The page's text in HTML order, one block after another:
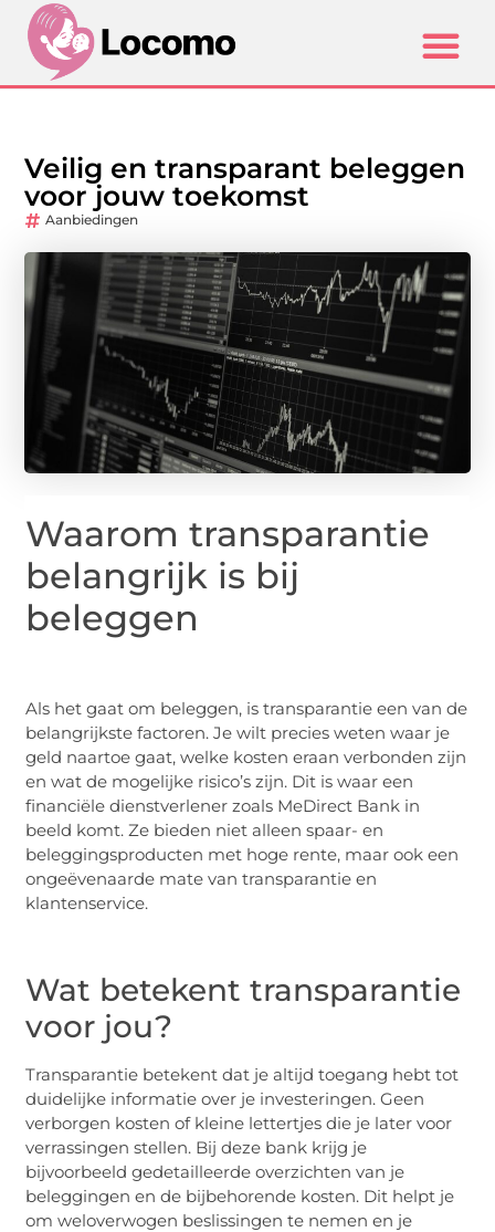
Veilig en transparant beleggen
voor jouw toekomst
Aanbiedingen
Waarom transparantie
belangrijk is bij
beleggen
Als het gaat om beleggen, is transparantie een van de
belangrijkste factoren. Je wilt precies weten waar je
geld naartoe gaat, welke kosten eraan verbonden zijn
en wat de mogelijke risico’s zijn. Dit is waar een
financiële dienstverlener zoals MeDirect Bank in
beeld komt. Ze bieden niet alleen spaar- en
beleggingsproducten met hoge rente, maar ook een
ongeëvenaarde mate van transparantie en
klantenservice.
Wat betekent transparantie
voor jou?
Transparantie betekent dat je altijd toegang hebt tot
duidelijke informatie over je investeringen. Geen
verborgen kosten of kleine lettertjes die je later voor
verrassingen stellen. Bij deze bank krijg je
bijvoorbeeld gedetailleerde overzichten van je
beleggingen en de bijbehorende kosten. Dit helpt je
om weloverwogen beslissingen te nemen en je